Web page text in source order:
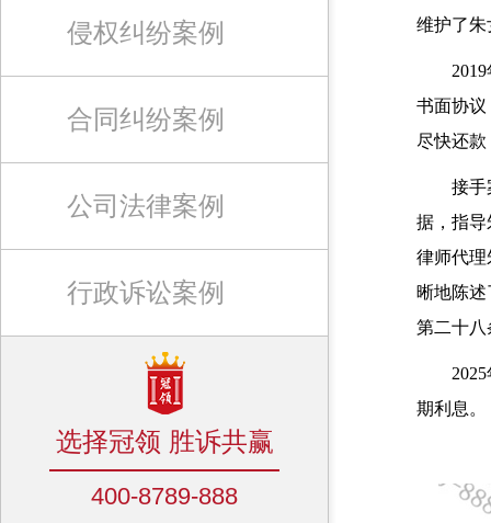
侵权纠纷案例
合同纠纷案例
公司法律案例
行政诉讼案例
选择冠领 胜诉共赢
400-8789-888
维护了朱
书面协议
尽快还款
接手
据，指导
律师代理
晰地陈
第二十八
期利息。